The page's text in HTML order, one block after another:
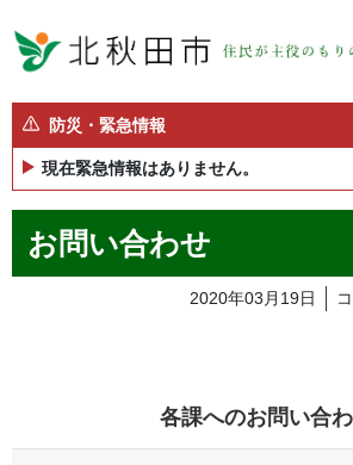
防災・緊急情報
現在緊急情報はありません。
お問い合わせ
2020年03月19日
各課へのお問い合